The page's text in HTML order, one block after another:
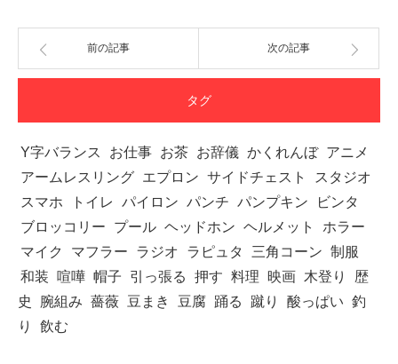
前の記事 次の記事
タグ
Y字バランス お仕事 お茶 お辞儀 かくれんぼ アニメ
アームレスリング エプロン サイドチェスト
スタジオ
スマホ
トイレ パイロン パンチ パンプキン
ビンタ
ブロッコリー
プール ヘッドホン ヘルメット
ホラー
マイク
マフラー ラジオ ラピュタ 三角コーン 制服
和装
喧嘩 帽子 引っ張る 押す 料理 映画 木登り
歴
史
腕組み 薔薇 豆まき 豆腐 踊る 蹴り 酸っぱい 釣
り
飲む